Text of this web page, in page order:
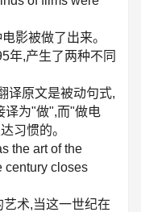
影被做了出来。
年,产生了两种不同
译原文是被动句式,
译为"做",而"做电
习惯的。
the art of the
century closes
术,当这一世纪在